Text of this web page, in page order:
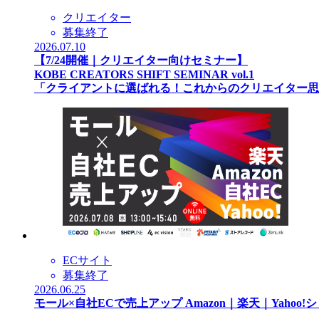
クリエイター
募集終了
2026.07.10
【7/24開催｜クリエイター向けセミナー】
KOBE CREATORS SHIFT SEMINAR vol.1
「クライアントに選ばれる！これからのクリエイター思
ECサイト
募集終了
2026.06.25
モール×自社ECで売上アップ Amazon｜楽天｜Yahoo!